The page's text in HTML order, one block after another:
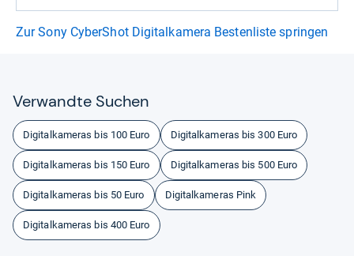
Zur Sony CyberShot Digitalkamera Bestenliste springen
Ver­wandte Suchen
Digitalkameras bis 100 Euro Digitalkameras bis 300 Euro
Digitalkameras bis 150 Euro Digitalkameras bis 500 Euro
Digitalkameras bis 50 Euro Digitalkameras Pink
Digitalkameras bis 400 Euro